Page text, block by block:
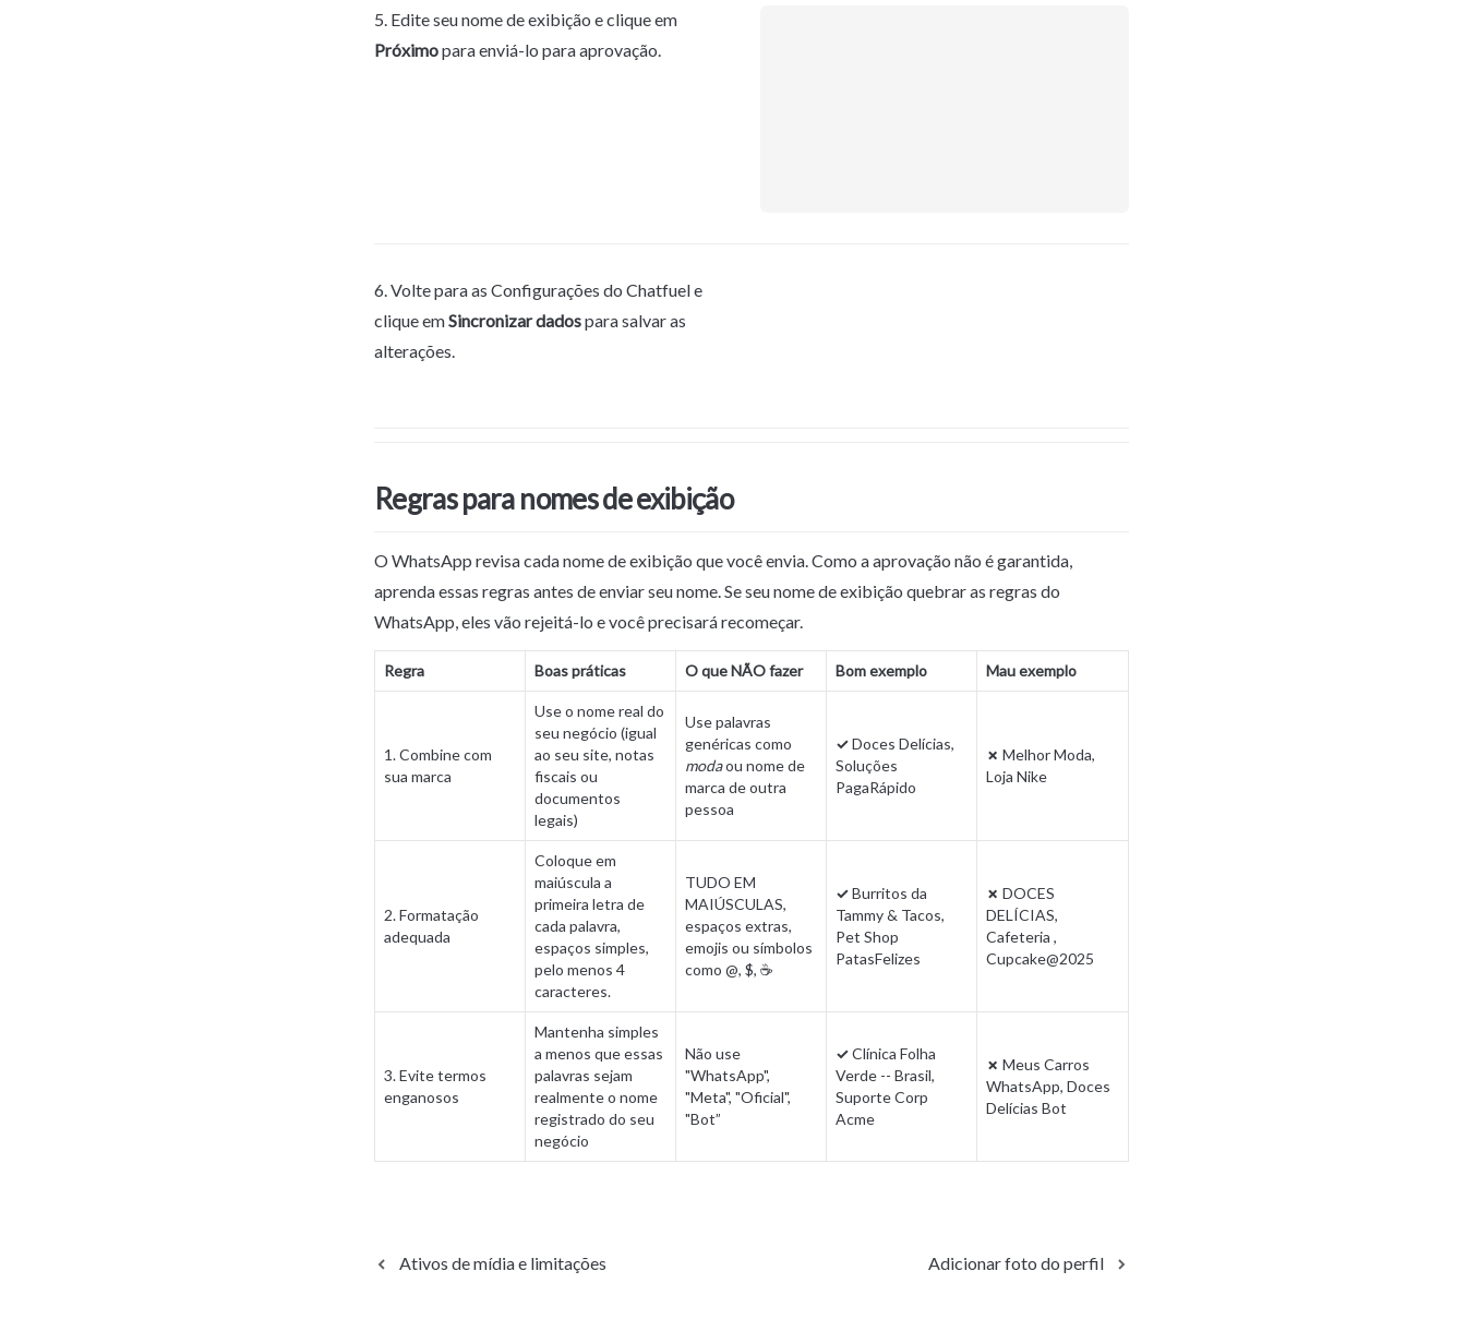
Próximo para enviá-lo para aprovação.
6. Volte para as Configurações do Chatfuel e
clique em Sincronizar dados para salvar as
alterações.
Regras para nomes de exibição
O WhatsApp revisa cada nome de exibição que você envia. Como a aprovação não é garantida,
aprenda essas regras antes de enviar seu nome. Se seu nome de exibição quebrar as regras do
WhatsApp, eles vão rejeitá-lo e você precisará recomeçar.
Regra Boas práticas O que NÃO fazer Bom exemplo Mau exemplo
1. Combine com
sua marca
Use o nome real do
seu negócio (igual
ao seu site, notas
fiscais ou
documentos
legais)
Use palavras
moda ou nome de
marca de outra
pessoa
✓ Doces Delícias,
Soluções
PagaRápido
✗ Melhor Moda,
Loja Nike
2. Formatação
adequada
Coloque em
maiúscula a
primeira letra de
cada palavra,
espaços simples,
pelo menos 4
caracteres.
TUDO EM
MAIÚSCULAS,
espaços extras,
emojis ou símbolos
como @, $, ☕
✓ Burritos da
Tammy & Tacos,
Pet Shop
PatasFelizes
✗ DOCES
DELÍCIAS,
Cafeteria ,
Cupcake@2025
3. Evite termos
enganosos
Mantenha simples
a menos que essas
palavras sejam
realmente o nome
registrado do seu
negócio
Não use
"WhatsApp",
"Meta", "Oficial",
"Bot”
✓ Clínica Folha
Verde -- Brasil,
Suporte Corp
Acme
✗ Meus Carros
WhatsApp, Doces
Delícias Bot
Ativos de mídia e limitações Adicionar foto do perfil